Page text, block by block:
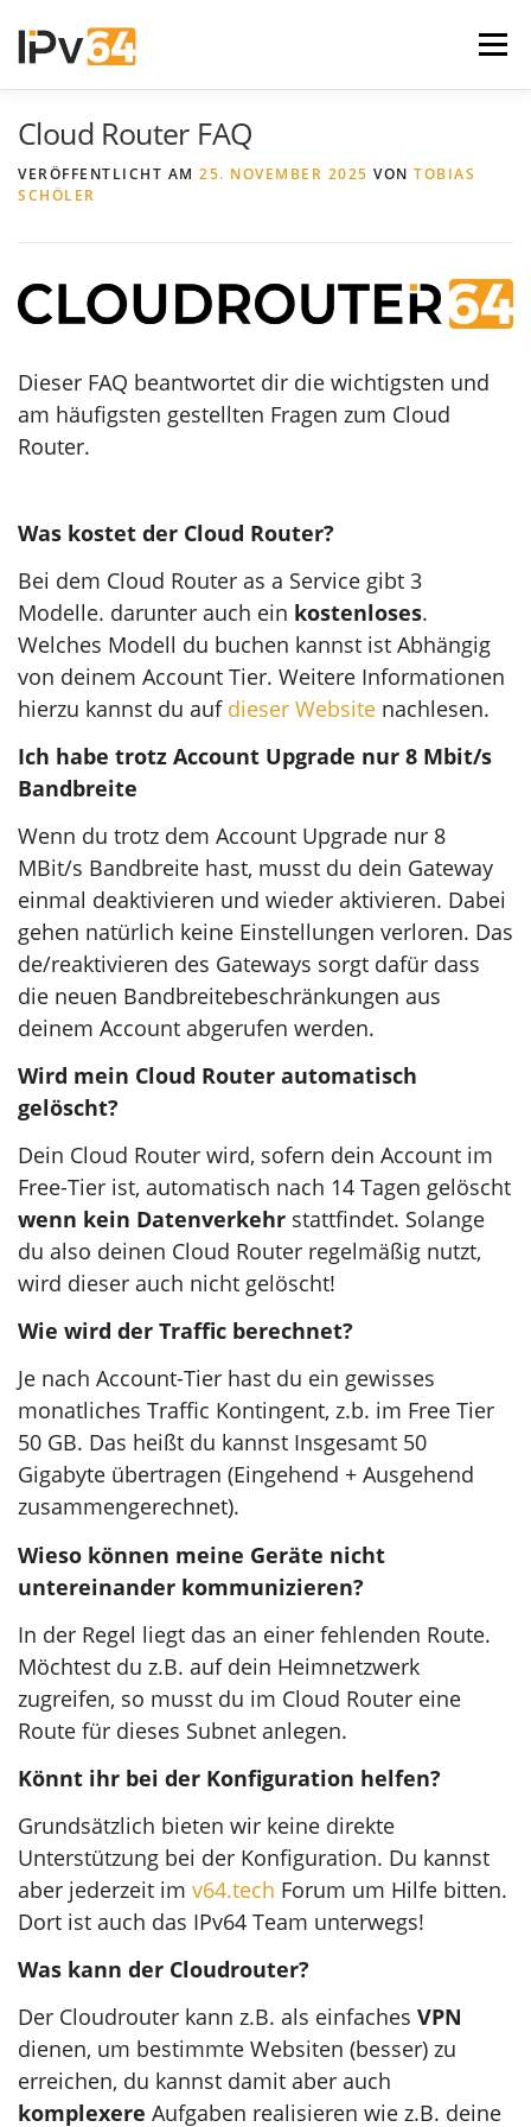
Inhalt
springen
Menü
IPV64.NET V64.TECH FORUM
Cloud Router FAQ
VERÖFFENTLICHT AM 25. NOVEMBER 2025 VON TOBIAS
SCHÖLER
Dieser FAQ beantwortet dir die wichtigsten und
am häufigsten gestellten Fragen zum Cloud
Router.
Was kostet der Cloud Router?
Bei dem Cloud Router as a Service gibt 3
Modelle. darunter auch ein kostenloses.
Welches Modell du buchen kannst ist Abhängig
von deinem Account Tier. Weitere Informationen
hierzu kannst du auf dieser Website nachlesen.
Ich habe trotz Account Upgrade nur 8 Mbit/s
Bandbreite
Wenn du trotz dem Account Upgrade nur 8
MBit/s Bandbreite hast, musst du dein Gateway
einmal deaktivieren und wieder aktivieren. Dabei
gehen natürlich keine Einstellungen verloren. Das
de/reaktivieren des Gateways sorgt dafür dass
die neuen Bandbreitebeschränkungen aus
deinem Account abgerufen werden.
Wird mein Cloud Router automatisch
gelöscht?
Dein Cloud Router wird, sofern dein Account im
Free-Tier ist, automatisch nach 14 Tagen gelöscht
wenn kein Datenverkehr stattfindet. Solange
du also deinen Cloud Router regelmäßig nutzt,
wird dieser auch nicht gelöscht!
Wie wird der Traffic berechnet?
Je nach Account-Tier hast du ein gewisses
monatliches Traffic Kontingent, z.b. im Free Tier
50 GB. Das heißt du kannst Insgesamt 50
Gigabyte übertragen (Eingehend + Ausgehend
zusammengerechnet).
Wieso können meine Geräte nicht
untereinander kommunizieren?
In der Regel liegt das an einer fehlenden Route.
Möchtest du z.B. auf dein Heimnetzwerk
zugreifen, so musst du im Cloud Router eine
Route für dieses Subnet anlegen.
Könnt ihr bei der Konfiguration helfen?
Grundsätzlich bieten wir keine direkte
Unterstützung bei der Konfiguration. Du kannst
aber jederzeit im v64.tech Forum um Hilfe bitten.
Dort ist auch das IPv64 Team unterwegs!
Was kann der Cloudrouter?
Der Cloudrouter kann z.B. als einfaches VPN
dienen, um bestimmte Websiten (besser) zu
erreichen, du kannst damit aber auch
komplexere Aufgaben realisieren wie z.B. deine